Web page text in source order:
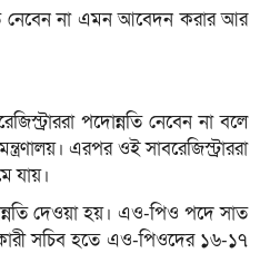
নেবেন না এমন আবেদন করার আর
পদোন্নতি নেবেন না বলে
এরপর ওই সাবরেজিস্ট্রাররা
যায়।
দেওয়া হয়। এও-পিও পদে সাত
সচিব হতে এও-পিওদের ১৬-১৭